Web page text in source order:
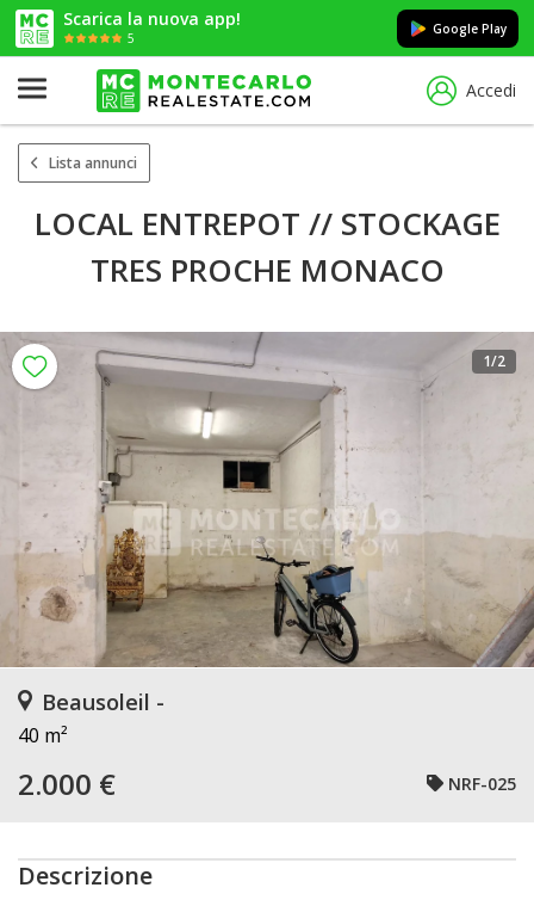
Scarica la nuova app!
5
Google Play
Accedi
Lista annunci
LOCAL ENTREPOT // STOCKAGE
TRES PROCHE MONACO
1/2
Beausoleil -
40 m²
2.000 € NRF-025
Descrizione